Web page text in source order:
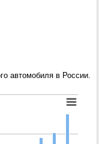
автомобиля в России.